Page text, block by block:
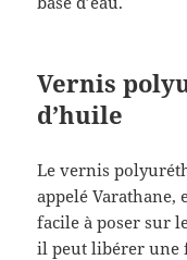
Vernis
d’huile
Le vernis
appelé
facile à poser sur
il peut libérer une